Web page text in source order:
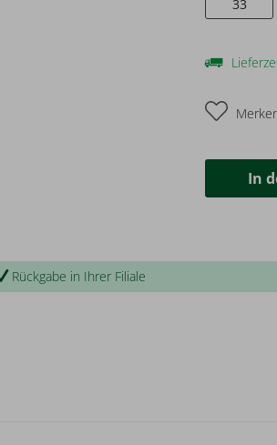
33
In
Rückgabe in Ihrer Filiale